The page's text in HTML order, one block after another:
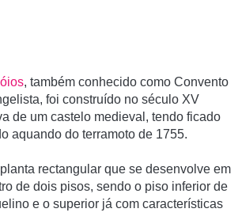
, também conhecido como Convento
foi construí­do no século XV
de um castelo medieval, tendo ficado
aquando do terramoto de 1755.
rectangular que se desenvolve em
de dois pisos, sendo o piso inferior de
e o superior já com caracterí­sticas